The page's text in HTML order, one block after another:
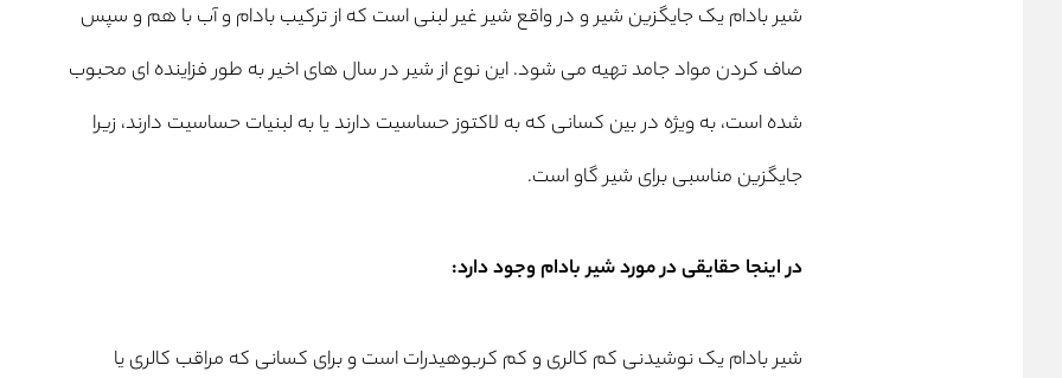
شیر بادام یک جایگزین شیر و در واقع شیر غیر لبنی است که از ترکیب بادام و آب با هم و سپس
صاف کردن مواد جامد تهیه می شود. این نوع از شیر در سال های اخیر به طور فزاینده ای محبوب
شده است، به ویژه در بین کسانی که به لاکتوز حساسیت دارند یا به لبنیات حساسیت دارند، زیرا
جایگزین مناسبی برای شیر گاو است.
در اینجا حقایقی در مورد شیر بادام وجود دارد:
شیر بادام یک نوشیدنی کم کالری و کم کربوهیدرات است و برای کسانی که مراقب کالری یا